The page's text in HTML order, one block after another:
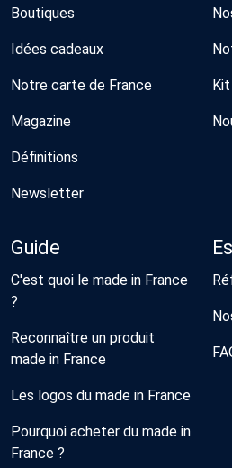
Boutiques
Idées cadeaux
Notre carte de France
Magazine
Définitions
Newsletter
Guide
C'est quoi le made in France
?
Reconnaître un produit
made in France
Les logos du made in France
Pourquoi acheter du made in
France ?